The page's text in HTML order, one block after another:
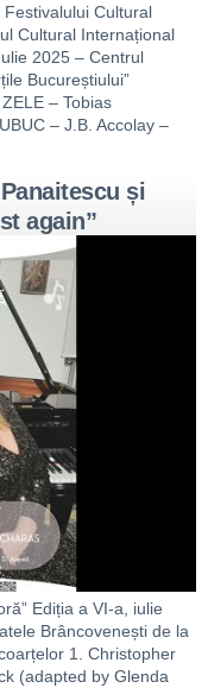
Cultural
Cultural Internațional
2025 – Centrul
Bucureștiului”
– Tobias
– J.B. Accolay –
și
again”
Ediția a VI-a, iulie
Brâncovenești de la
1. Christopher
(adapted by Glenda